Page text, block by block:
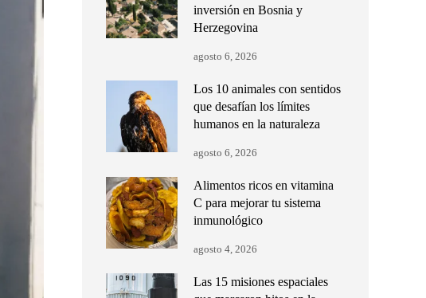
inversión en Bosnia y
Herzegovina
agosto 6, 2026
Los 10 animales con sentidos
que desafían los límites
humanos en la naturaleza
agosto 6, 2026
Alimentos ricos en vitamina
C para mejorar tu sistema
inmunológico
agosto 4, 2026
Las 15 misiones espaciales